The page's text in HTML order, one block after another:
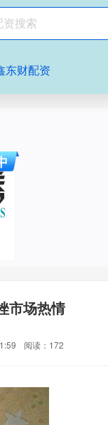
东财配资
市场热情
阅读：172